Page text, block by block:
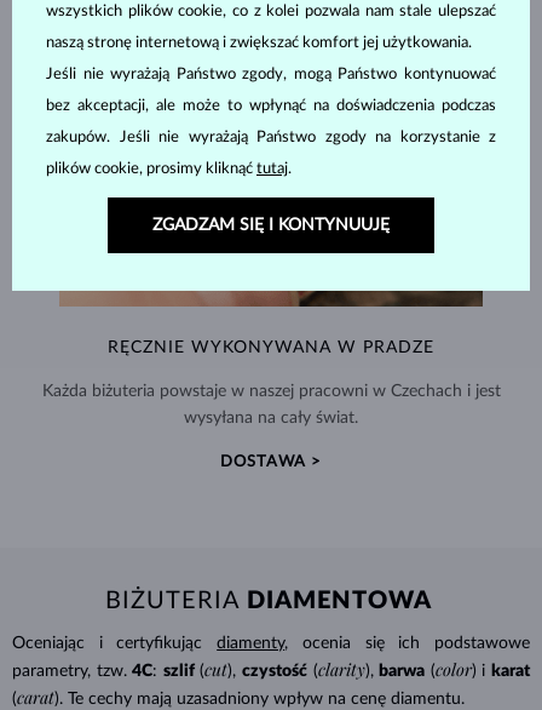
RĘCZNIE WYKONYWANA W PRADZE
Każda biżuteria powstaje w naszej pracowni w Czechach i jest
wysyłana na cały świat.
DOSTAWA >
BIŻUTERIA DIAMENTOWA
Oceniając i certyfikującdiamenty, ocenia się ich podstawowe
parametry, tzw. 4C: szlif (cut), czystość (clarity), barwa (color) i karat
(carat). Te cechy mają uzasadniony wpływ na cenę diamentu.
wszystkich plików cookie, co z kolei pozwala nam stale ulepszać
naszą stronę internetową i zwiększać komfort jej użytkowania.
Jeśli nie wyrażają Państwo zgody, mogą Państwo kontynuować
bez akceptacji, ale może to wpłynąć na doświadczenia podczas
zakupów. Jeśli nie wyrażają Państwo zgody na korzystanie z
plików cookie, prosimy kliknąć tutaj.
ZGADZAM SIĘ I KONTYNUUJĘ